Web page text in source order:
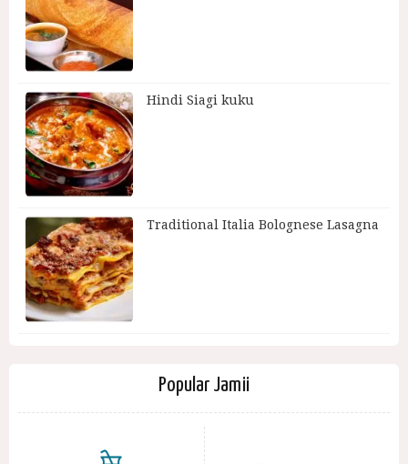
Hindi Siagi kuku
Traditional Italia Bolognese Lasagna
Popular Jamii